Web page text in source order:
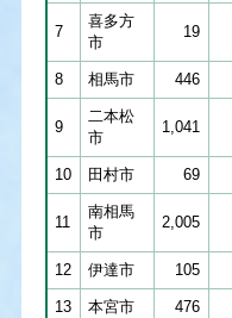
7
喜多方
市
19
8 相馬市 446
9
二本松
市
1,041
10 田村市 69
11
南相馬
市
2,005
12 伊達市 105
13 本宮市 476